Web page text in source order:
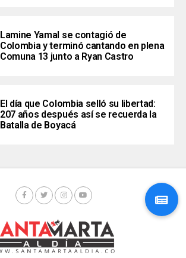
Lamine Yamal se contagió de
Colombia y terminó cantando en plena
Comuna 13 junto a Ryan Castro
El día que Colombia selló su libertad:
207 años después así se recuerda la
Batalla de Boyacá